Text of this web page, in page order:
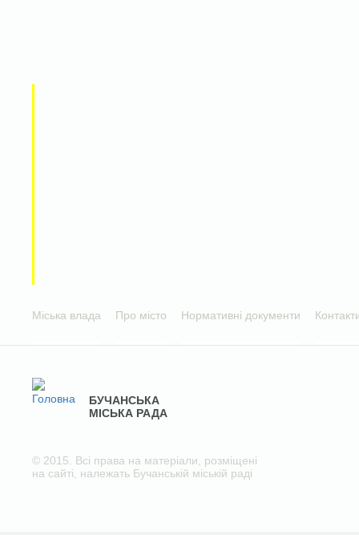
Міська влада Про місто Нормативні документи
БУЧАНСЬКА
МІСЬКА РАДА
© 2015. Всі права на матеріали, розміщені
на сайті, належать Бучанській міській раді